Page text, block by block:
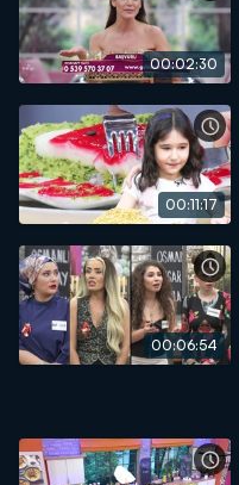
00:02:30
00:11:17
00:06:54